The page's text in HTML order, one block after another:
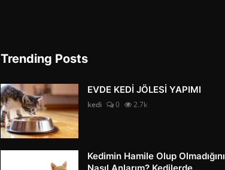
Trending Posts
EVDE KEDİ JÖLESİ YAPIMI
kedi 0 2.7k
Kedimin Hamile Olup Olmadığını